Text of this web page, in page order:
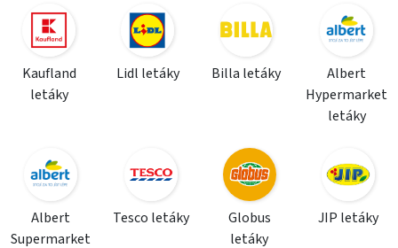
Kaufland
letáky
Lidl letáky Billa letáky
Albert
Hypermarket
letáky
Albert
Supermarket
Tesco letáky
Globus
letáky
JIP letáky